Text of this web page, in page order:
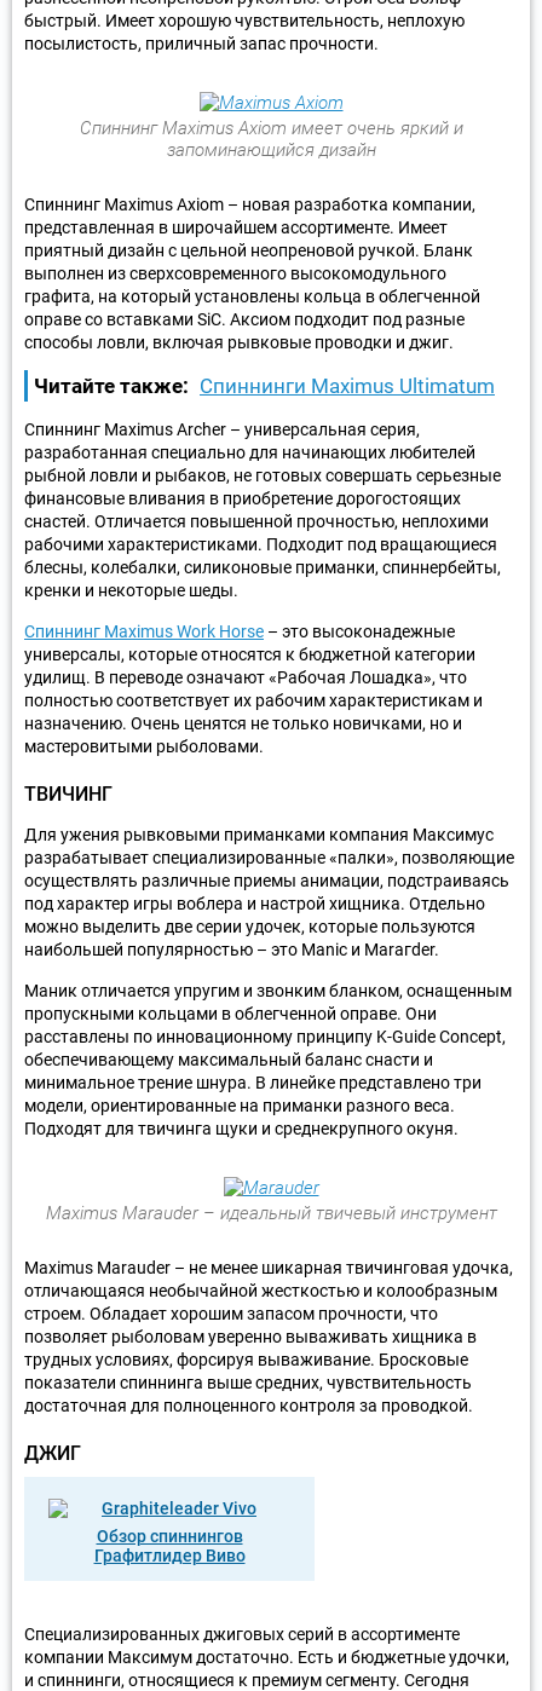
быстрый. Имеет хорошую чувствительность, неплохую
посылистость, приличный запас прочности.
Спиннинг Maximus Axiom имеет очень яркий и
запоминающийся дизайн
Спиннинг Maximus Axiom – новая разработка компании,
представленная в широчайшем ассортименте. Имеет
приятный дизайн с цельной неопреновой ручкой. Бланк
выполнен из сверхсовременного высокомодульного
графита, на который установлены кольца в облегченной
оправе со вставками SiC. Аксиом подходит под разные
способы ловли, включая рывковые проводки и джиг.
Читайте также: Спиннинги Maximus Ultimatum
Спиннинг Maximus Archer – универсальная серия,
разработанная специально для начинающих любителей
рыбной ловли и рыбаков, не готовых совершать серьезные
финансовые вливания в приобретение дорогостоящих
снастей. Отличается повышенной прочностью, неплохими
рабочими характеристиками. Подходит под вращающиеся
блесны, колебалки, силиконовые приманки, спиннербейты,
кренки и некоторые шеды.
Спиннинг Maximus Work Horse – это высоконадежные
универсалы, которые относятся к бюджетной категории
удилищ. В переводе означают «Рабочая Лошадка», что
полностью соответствует их рабочим характеристикам и
назначению. Очень ценятся не только новичками, но и
мастеровитыми рыболовами.
ТВИЧИНГ
Для ужения рывковыми приманками компания Максимус
разрабатывает специализированные «палки», позволяющие
осуществлять различные приемы анимации, подстраиваясь
под характер игры воблера и настрой хищника. Отдельно
можно выделить две серии удочек, которые пользуются
наибольшей популярностью – это Manic и Maraгder.
Маник отличается упругим и звонким бланком, оснащенным
пропускными кольцами в облегченной оправе. Они
расставлены по инновационному принципу K-Guide Concept,
обеспечивающему максимальный баланс снасти и
минимальное трение шнура. В линейке представлено три
модели, ориентированные на приманки разного веса.
Подходят для твичинга щуки и среднекрупного окуня.
Maximus Marauder – идеальный твичевый инструмент
Maximus Marauder – не менее шикарная твичинговая удочка,
отличающаяся необычайной жесткостью и колообразным
строем. Обладает хорошим запасом прочности, что
позволяет рыболовам уверенно вываживать хищника в
трудных условиях, форсируя вываживание. Бросковые
показатели спиннинга выше средних, чувствительность
достаточная для полноценного контроля за проводкой.
ДЖИГ
Обзор спиннингов
Графитлидер Виво
Специализированных джиговых серий в ассортименте
компании Максимум достаточно. Есть и бюджетные удочки,
и спиннинги, относящиеся к премиум сегменту. Сегодня